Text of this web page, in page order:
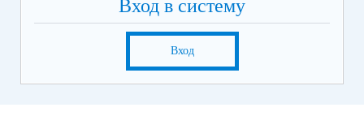
Вход в систему
Вход